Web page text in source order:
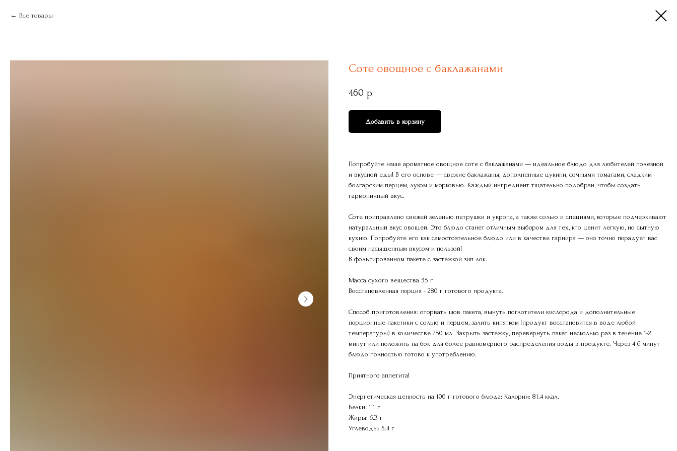
Все товары
Соте овощное с баклажанами
460 р.
Добавить в корзину
Попробуйте наше ароматное овощное соте с баклажанами — идеальное блюдо для любителей полезной
и вкусной еды! В его основе — свежие баклажаны, дополненные цукини, сочными томатами, сладким
болгарским перцем, луком и морковью. Каждый ингредиент тщательно подобран, чтобы создать
гармоничный вкус.
Соте приправлено свежей зеленью петрушки и укропа, а также солью и специями, которые подчеркивают
натуральный вкус овощей. Это блюдо станет отличным выбором для тех, кто ценит легкую, но сытную
кухню. Попробуйте его как самостоятельное блюдо или в качестве гарнира — оно точно порадует вас
своим насыщенным вкусом и пользой!
В фольгированном пакете с застёжкой зип лок.
Масса сухого вещества 35 г
Восстановленная порция - 280 г готового продукта.
Способ приготовления: оторвать шов пакета, вынуть поглотители кислорода и дополнительные
порционные пакетики с солью и перцем, залить кипятком (продукт восстановится в воде любой
температуры) в количестве 250 мл. Закрыть застёжку, перевернуть пакет несколько раз в течение 1-2
минут или положить на бок для более равномерного распределения воды в продукте. Через 4-6 минут
блюдо полностью готово к употреблению.
Приятного аппетита!
Энергетическая ценность на 100 г готового блюда: Калории: 81.4 ккал.
Белки: 1.1 г
Жиры: 6.3 г
Углеводы: 5.4 г